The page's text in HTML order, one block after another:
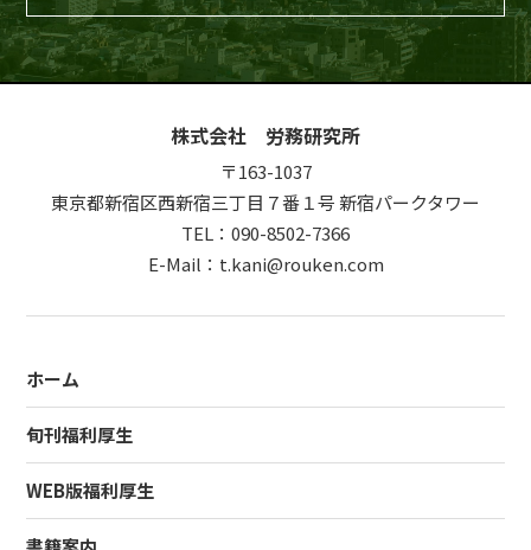
株式会社 労務研究所
〒163-1037
東京都新宿区西新宿三丁目７番１号 新宿パークタワー
TEL：090-8502-7366
E-Mail：t.kani@rouken.com
ホーム
旬刊福利厚生
WEB版福利厚生